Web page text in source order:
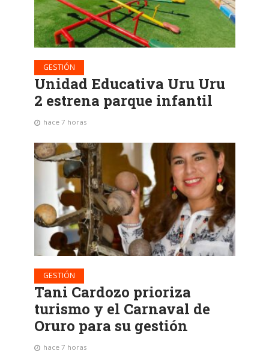
GESTIÓN
Unidad Educativa Uru Uru
2 estrena parque infantil
hace 7 horas
GESTIÓN
Tani Cardozo prioriza
turismo y el Carnaval de
Oruro para su gestión
hace 7 horas